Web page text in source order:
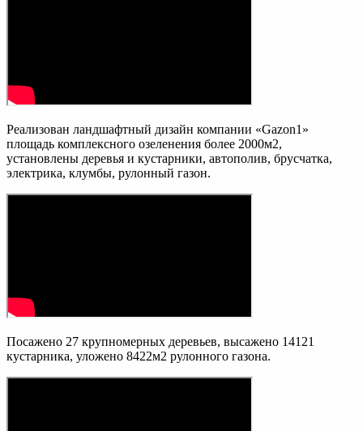
Реализован ландшафтный дизайн компании «Gazon1»
площадь комплексного озеленения более 2000м2,
установлены деревья и кустарники, автополив, брусчатка,
электрика, клумбы, рулонный газон.
Посажено 27 крупномерных деревьев, высажено 14121
кустарника, уложено 8422м2 рулонного газона.